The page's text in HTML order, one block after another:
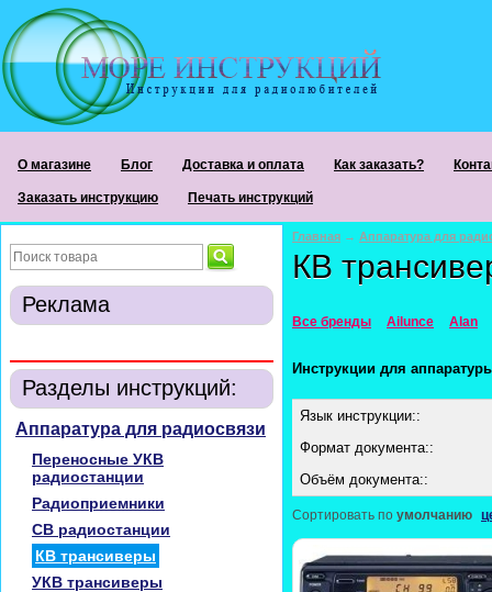
О магазине Блог Доставка и оплата Как заказать?
Заказать инструкцию Печать инструкций
Реклама
Разделы инструкций:
Аппаратура для радиосвязи
Переносные УКВ
радиостанции
Радиоприемники
CB радиостанции
КВ трансиверы
УКВ трансиверы
Главная → Аппаратура для
КВ
Все бренды Ailunce Alan
Инструкции для
Язык инструкции::
Формат документа::
Объём документа::
Сортировать по умолчанию